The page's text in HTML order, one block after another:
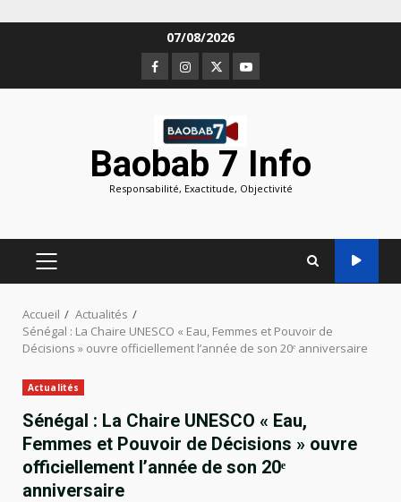
07/08/2026
Facebook
Instagram
TwitterYoutube
Baobab 7 Info
Responsabilité, Exactitude, Objectivité
MENU
PRINCIPAL
Accueil
Actualités
Sénégal : La Chaire UNESCO « Eau, Femmes et Pouvoir de
Décisions » ouvre officiellement l’année de son 20ᵉ anniversaire
Actualités
Sénégal : La Chaire UNESCO « Eau,
Femmes et Pouvoir de Décisions » ouvre
officiellement l’année de son 20ᵉ
anniversaire